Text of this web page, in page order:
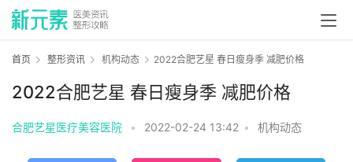
首页 整形资讯 机构动态 2022合肥艺星 春日瘦身季 减肥价格
2022合肥艺星 春日瘦身季 减肥价格
合肥艺星医疗美容医院 • 2022-02-24 13:42 • 机构动态